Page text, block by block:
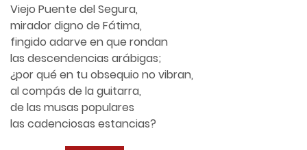
Viejo Puente del Segura,
mirador digno de Fátima,
fingido adarve en que rondan
las descendencias arábigas;
¿por qué en tu obsequio no vibran,
al compás de la guitarra,
de las musas populares
las cadenciosas estancias?